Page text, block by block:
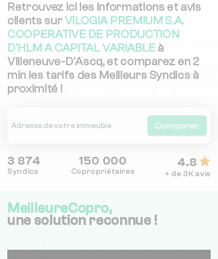
Retrouvez ici les informations et avis
clients surVILOGIA PREMIUM S.A.
COOPERATIVE DE PRODUCTION
D'HLM A CAPITAL VARIABLE à
Villeneuve-D'Ascq, et comparez en 2
min les tarifs des Meilleurs Syndics à
proximité !
Comparer
3 874
Syndics
150 000
Copropriétaires
4.8
+ de 3K avis
MeilleureCopro,
une solution reconnue !